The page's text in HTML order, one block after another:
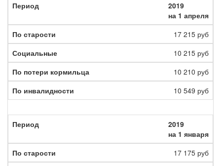
2019
на 1 апреля
17 215 руб
10 215 руб
10 210 руб
10 549 руб
2019
на 1 января
17 175 руб